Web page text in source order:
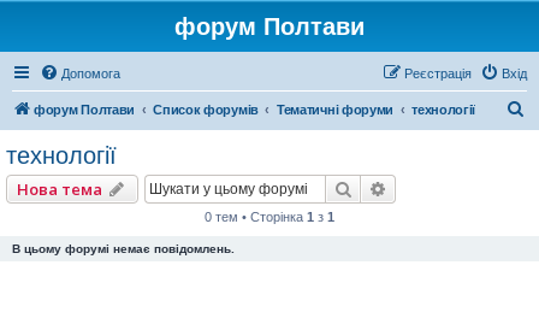
форум Полтави
Допомога Вхід
Реєстрація
форум Полтави Список форумів Тематичні форуми технології
технології
Нова тема Пошук
0 тем • Сторінка 1 з 1
В цьому форумі немає повідомлень.